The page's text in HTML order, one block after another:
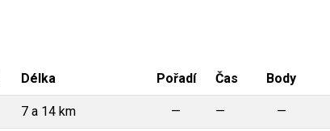
Délka Pořadí Čas Body
7 a 14 km — — —